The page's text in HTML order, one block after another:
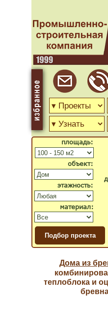
объект:
материал:
площадь:
этажность:
Дома из
теплоблока и